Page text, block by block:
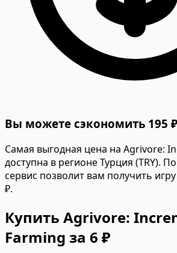
Вы можете сэкономить 195
Самая выгодная цена на Agrivore:
доступна в регионе Турция (TRY).
сервис позволит вам получить
₽.
Купить Agrivore:
Farming за 6 ₽